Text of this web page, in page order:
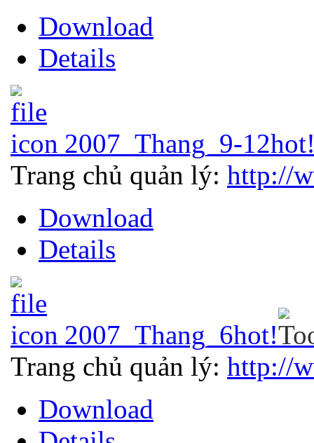
Download
Details
2007_Thang_9-12
Trang chủ quản lý: http://
Download
Details
2007_Thang_6hot!
Trang chủ quản lý: http://
Download